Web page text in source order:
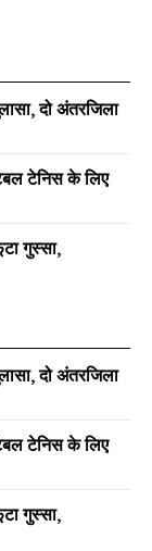
दो अंतरजिला
टेनिस के लिए
गुस्सा,
दो अंतरजिला
टेनिस के लिए
गुस्सा,